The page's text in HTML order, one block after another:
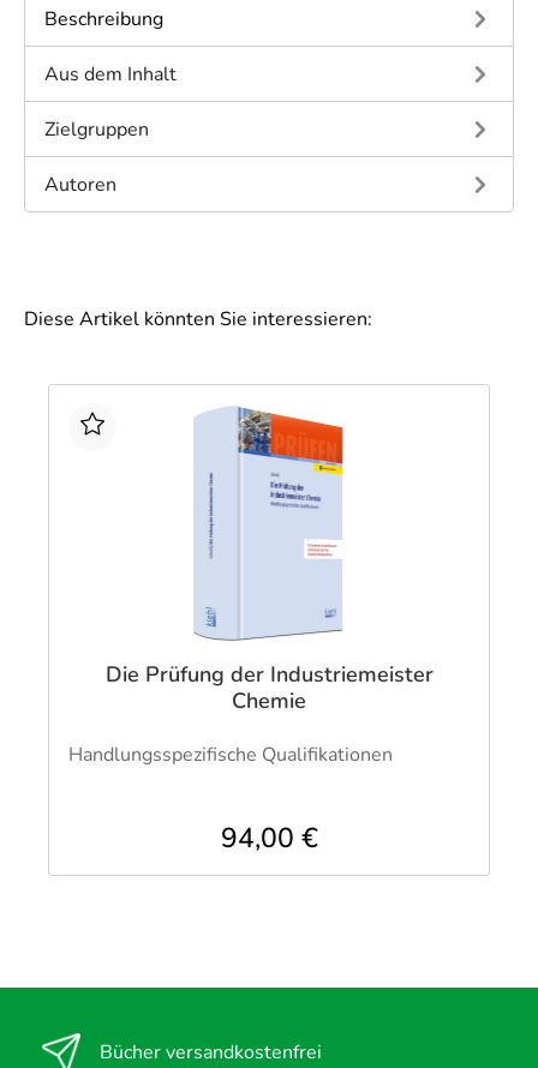
Beschreibung
Aus dem Inhalt
Zielgruppen
Autoren
Diese Artikel könnten Sie interessieren:
Die Prüfung der Industriemeister
Chemie
Handlungsspezifische Qualifikationen
94,00 €
Bücher versandkostenfrei